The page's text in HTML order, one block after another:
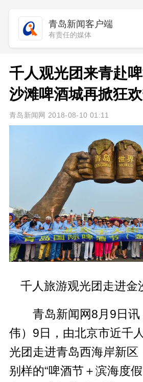
青岛新闻客户端
有责任的媒体
千人观光团来青赴
沙滩啤酒城再掀狂
青岛新闻网 2018-08-10 01:11
千人旅游观光团走进金
青岛新闻网8月9日
伟）9日，由北京市近千
光团走进青岛西海岸新区
别样的“啤酒节＋滨海度